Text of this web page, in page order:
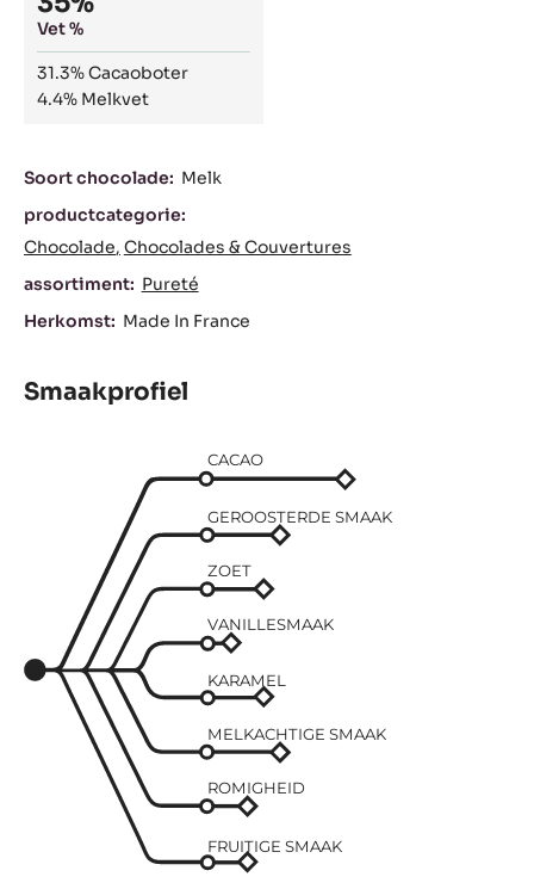
Vet %
31.3%Cacaoboter
4.4% Melkvet
Kenmerken
Soort chocolade: Melk
productcategorie:
Chocolade Chocolades & Couvertures
assortiment: Pureté
Herkomst: Made In France
Smaakprofiel
CACAO
GEROOSTERDE SMAAK
ZOET
VANILLESMAAK
KARAMEL
MELKACHTIGE SMAAK
ROMIGHEID
FRUITIGE SMAAK